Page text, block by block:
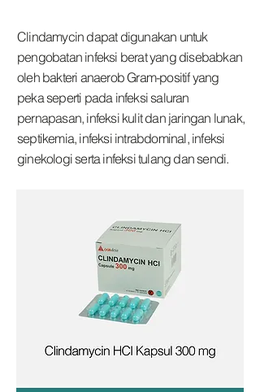
Clindamycin dapat digunakan untuk
pengobatan infeksi berat yang disebabkan
oleh bakteri anaerob Gram-positif yang
peka seperti pada infeksi saluran
pernapasan, infeksi kulit dan jaringan lunak,
septikemia, infeksi intrabdominal, infeksi
ginekologi serta infeksi tulang dan sendi.